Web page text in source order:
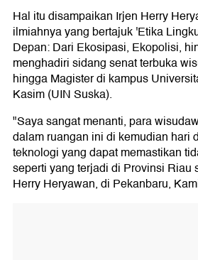
Hal itu disampaikan Irjen Herry
ilmiahnya yang bertajuk 'Etika
Depan: Dari Ekosipasi, Ekopolisi,
menghadiri sidang senat terbuka
hingga Magister di kampus
Kasim (UIN Suska).
"Saya sangat menanti, para
dalam ruangan ini di kemudian hari
teknologi yang dapat memastikan
seperti yang terjadi di Provinsi Riau
Herry Heryawan, di Pekanbaru,